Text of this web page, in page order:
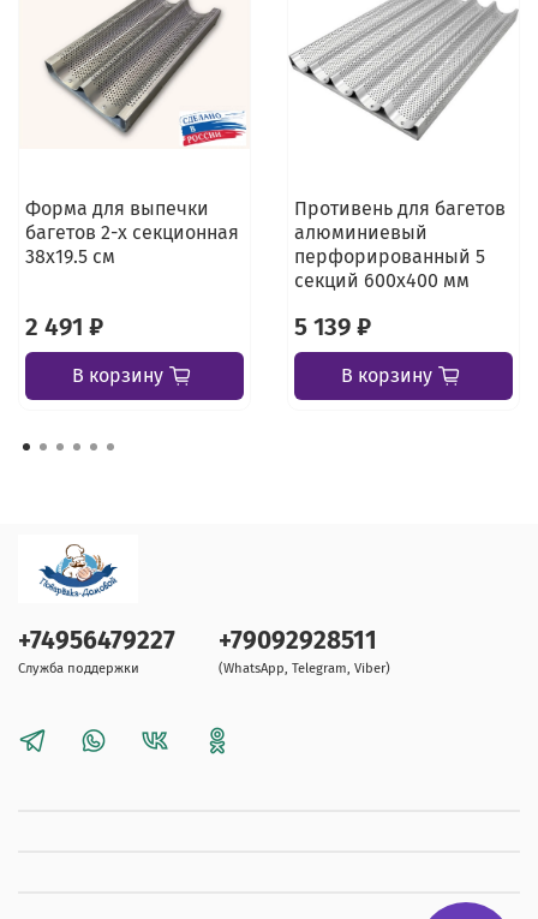
Форма для выпечки
багетов 2-х секционная
38х19.5 см
2 491 ₽
В корзину
Противень для багетов
алюминиевый
перфорированный 5
секций 600х400 мм
5 139 ₽
В корзину
+74956479227
Служба поддержки
+79092928511
(WhatsApp, Telegram, Viber)